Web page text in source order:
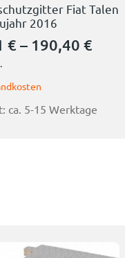
Fiat Talen
2016
€ – 190,40 €
ca. 5-15 Werktage